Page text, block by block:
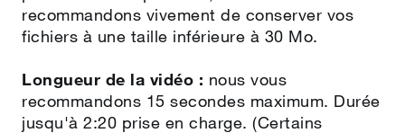
recommandons vivement de conserver vos
fichiers à une taille inférieure à 30 Mo.
Longueur de la vidéo : nous vous
recommandons 15 secondes maximum. Durée
jusqu'à 2:20 prise en charge. (Certains